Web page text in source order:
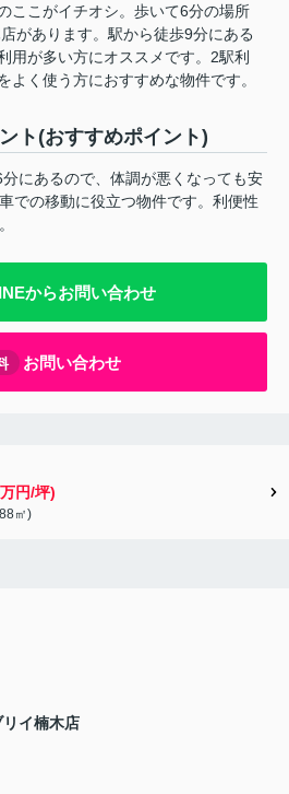
ここがイチオシ。歩いて6分の場所
があります。駅から徒歩9分にある
用が多い方にオススメです。2駅利
よく使う方におすすめな物件です。
ト(おすすめポイント)
にあるので、体調が悪くなっても安
での移動に役立つ物件です。利便性
からお問い合わせ
お問い合わせ
円/坪)
㎡)
イ楠木店